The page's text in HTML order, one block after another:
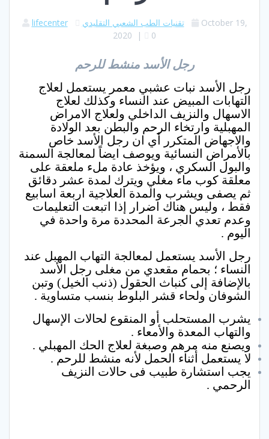
lifecenter تقنيات الطب الشعبي التقليدي
October 19,
2020 | 0
رجل الأسد منشط للرحم
رجل الأسد نبات عشبي معمر يستعمل لعلاج
التهابات المبيض عند النساء وكذلك لعلاج
الاسهال والنزيف الداخلي ولعلاج الامراض
المهبلية وارتخاء الرحم والبطن بعد الولادة
والاجهاض المتكرر أي ان رجل الأسد خاص
بالأمراض النسائية ويوصف ايضاً لمعالجة السمنة
والبول السكري ، ويؤخذ عادة ملء ملعقة على
معلقة كوب ماء مغلي ويترك لمدة عشر دقائق
ثم يصفى ويشرب والمدة العلاجية اربعة اسابيع
فقط ، وليس هناك اضرار إذا اتبعت التعليمات
وعدم تعدي الجرعة المحددة مرة واحدة في
اليوم .
رجل الأسد يستعمل لمعالجة التهاب المهبل عند
النساء ؛ بحمام مقعدي من مغلى رجل الأسد
بالإضافة إلى كنباث الحقول (ذنب الخيل) وتبن
الشوفان ولحاء قشر البلوط بنسب متساوية .
يشرب المستحلب أو المنقوع لحالات الإسهال
والتهاب المعدة والأمعاء .
ويصنع منه مرهم وصبغة لعلاج الحك المهبلي .
لا يستعمل أثناء الحمل لأنه منشط للرحم .
يجب استشارة طبيب فى حالات النزيف
الرحمي .